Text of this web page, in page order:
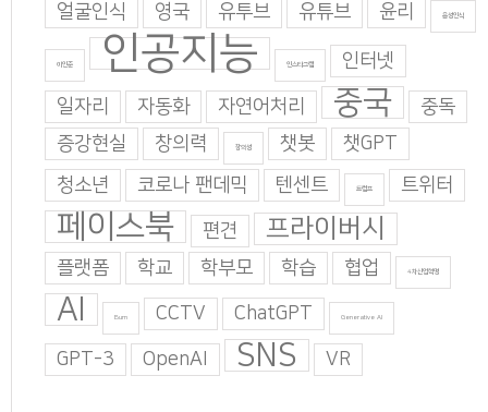
얼굴인식
영국 유투브 유튜브 윤리 음성인식
이인준 인공지능 인스타그램 인터넷
일자리 자동화 자연어처리 중국
중독
증강현실
창의력 창의성 챗봇
챗GPT
청소년
코로나 팬데믹 텐센트 트럼프 트위터
페이스북 편견 프라이버시
플랫폼 학교 학부모 학습 협업 4차산업혁명
AI Burn CCTV ChatGPT Generative AI
GPT-3 OpenAI SNS VR